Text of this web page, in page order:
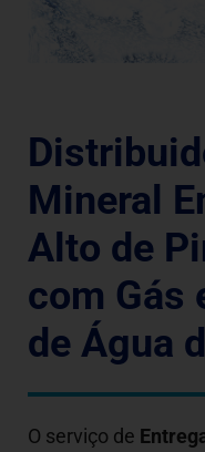
Mineral
Alto de
com Gás
de Água
O serviço de